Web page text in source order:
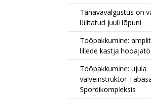
Tänavavalgustus on
lülitatud juuli lõpuni
Tööpakkumine:
lillede kastja
Tööpakkumine: ujula
valveinstruktor
Spordikompleksis